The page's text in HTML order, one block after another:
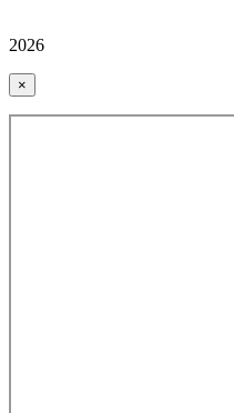
2026
×